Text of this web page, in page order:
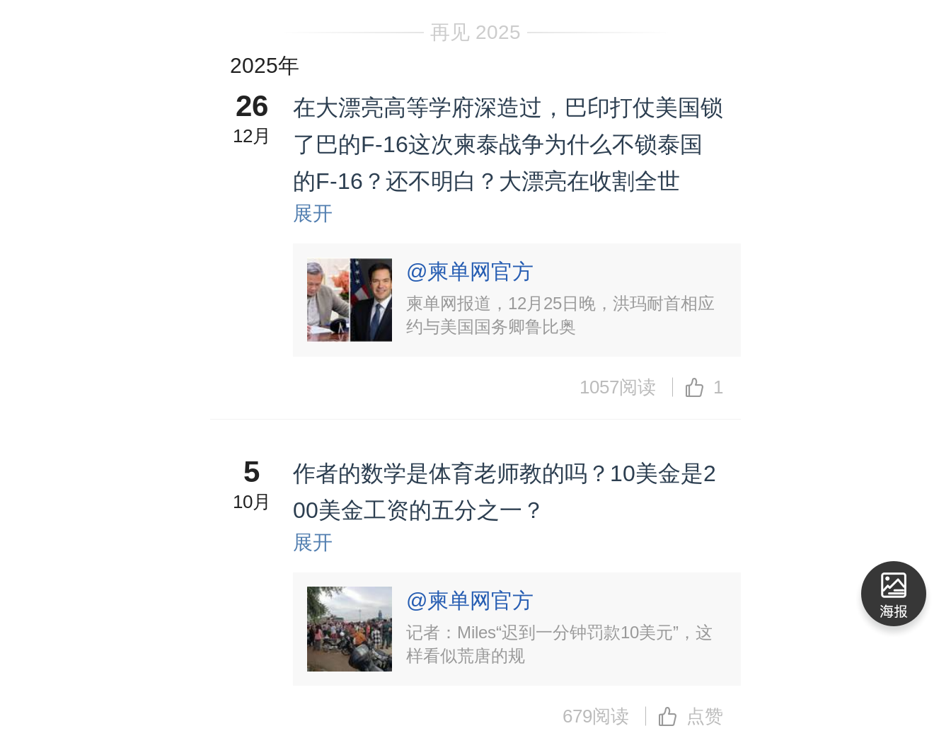
再见 2025
2025年
26
12月
在大漂亮高等学府深造过，巴印打仗美国锁
了巴的F-16这次柬泰战争为什么不锁泰国
的F-16？还不明白？大漂亮在收割全世
界，关税之战也看不明白？没有好处谁帮？
弱国无外交这最基本的道理
展开
@柬单网官方
柬单网报道，12月25日晚，洪玛耐首相应
约与美国国务卿鲁比奥
1057阅读 1
5
10月
作者的数学是体育老师教的吗？10美金是2
00美金工资的五分之一？
展开
@柬单网官方
记者：Miles“迟到一分钟罚款10美元”，这
样看似荒唐的规
679阅读 点赞